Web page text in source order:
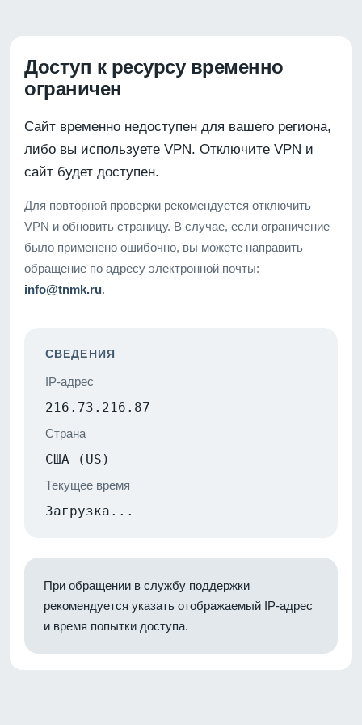
Доступ к ресурсу временно
ограничен
Сайт временно недоступен для вашего региона,
либо вы используете VPN. Отключите VPN и
сайт будет доступен.
Для повторной проверки рекомендуется отключить
VPN и обновить страницу. В случае, если ограничение
было применено ошибочно, вы можете направить
обращение по адресу электронной почты:
info@tnmk.ru.
СВЕДЕНИЯ
IP-адрес
216.73.216.87
Страна
США (US)
Текущее время
Загрузка...
При обращении в службу поддержки
рекомендуется указать отображаемый IP-адрес
и время попытки доступа.